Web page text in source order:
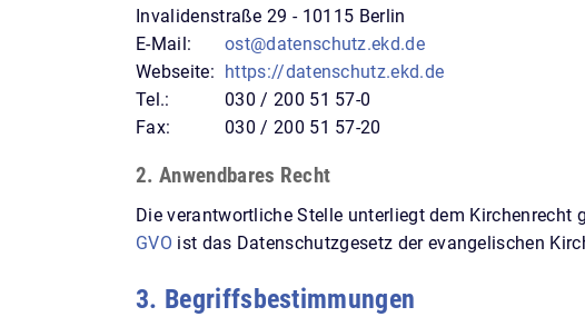
Invalidenstraße 29 - 10115 Berlin
E-Mail:
ost@datenschutz.ekd.de
Webseite: https://datenschutz.ekd.de
Tel.:
030 / 200 51 57-0
Fax:
030 / 200 51 57-20
2. Anwendbares Recht
Die verantwortliche Stelle unterliegt dem Kirchenrecht
GVO ist das Datenschutzgesetz der evangelischen
3. Begriffsbestimmungen